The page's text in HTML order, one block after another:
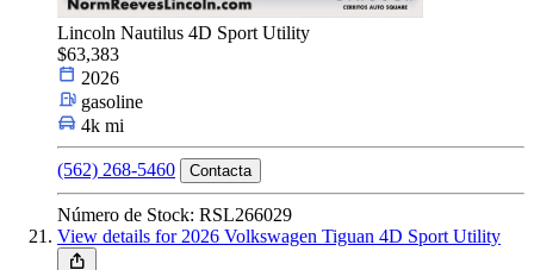
Lincoln Nautilus 4D Sport Utility
$63,383
2026
gasoline
4k mi
(562) 268-5460 Contacta
Número de Stock: RSL266029
View details for 2026 Volkswagen Tiguan 4D Sport Utility